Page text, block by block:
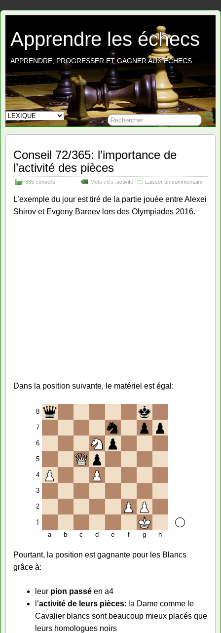
Apprendre les échecs
APPRENDRE, PROGRESSER ET GAGNER AUX ÉCHECS
Conseil 72/365: l’importance de
l’activité des pièces
365 conseils Laisser un commentaire
Mots clés: activité
L’exemple du jour est tiré de la partie jouée entre Alexei
Shirov et Evgeny Bareev lors des Olympiades 2016.
Dans la position suivante, le matériel est égal:
8
7
6
5
4
3
2
1
a
b c d e f g h
Pourtant, la position est gagnante pour les Blancs
grâce à:
leur pion passé en a4
l’activité de leurs pièces: la Dame comme le
Cavalier blancs sont beaucoup mieux placés que
leurs homologues noirs